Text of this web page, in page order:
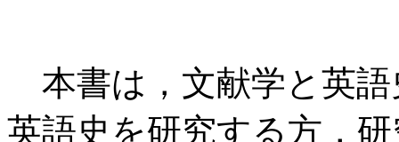
本書は，文献学と英
英語史を研究する方，